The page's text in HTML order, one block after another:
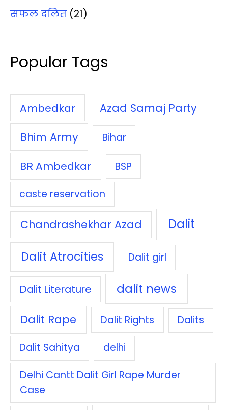
सफल दलित (21)
Popular Tags
Ambedkar
Azad Samaj Party
Bhim Army
Bihar
BR Ambedkar
BSP
caste reservation
Chandrashekhar Azad Dalit
Dalit Atrocities Dalit girl
Dalit Literature dalit news
Dalit Rape Dalit Rights Dalits
Dalit Sahitya delhi
Delhi Cantt Dalit Girl Rape Murder
Case